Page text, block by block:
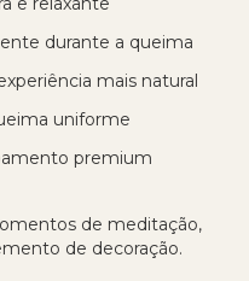
durante a queima
mais natural
uniforme
premium
de meditação,
de decoração.